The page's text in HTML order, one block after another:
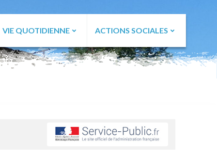
VIE QUOTIDIENNE ACTIONS SOCIALES